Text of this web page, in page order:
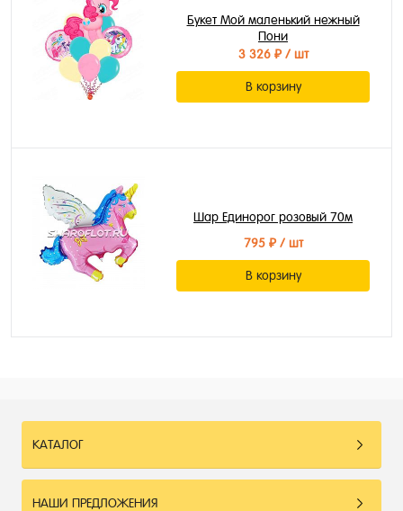
Букет Мой маленький нежный
Пони
3 326 ₽/ шт
В корзину
Шар Единорог розовый 70м
795 ₽/ шт
В корзину
КАТАЛОГ
НАШИ ПРЕДЛОЖЕНИЯ